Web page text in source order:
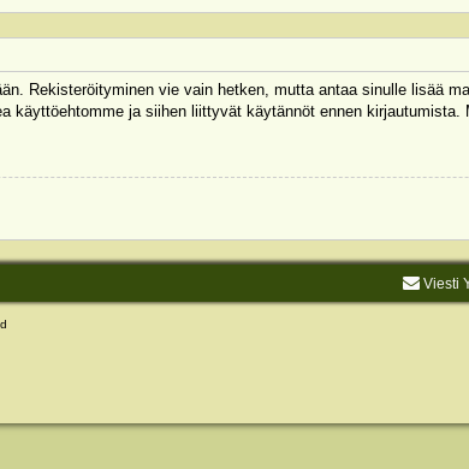
Rekisteröityminen vie vain hetken, mutta antaa sinulle lisää
käyttöehtomme ja siihen liittyvät käytännöt ennen
Viesti